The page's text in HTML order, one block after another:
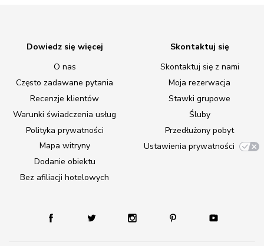
Dowiedz się więcej
O nas
Często zadawane pytania
Recenzje klientów
Warunki świadczenia usług
Polityka prywatności
Mapa witryny
Dodanie obiektu
Bez afiliacji hotelowych
Skontaktuj się
Skontaktuj się z nami
Moja rezerwacja
Stawki grupowe
Śluby
Przedłużony pobyt
Ustawienia prywatności